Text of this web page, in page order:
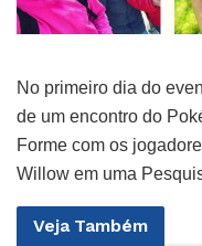
No primeiro dia do
de um encontro do
Forme com os
Willow em uma
Veja Também